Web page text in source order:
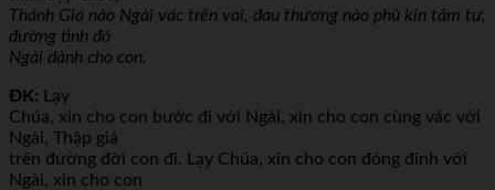
Thánh Giá nào Ngài vác trên vai, đau thương nào phủ kín tâm tư,
đường tình đó
Ngài dành cho con.
ĐK: Lạy
Chúa, xin cho con bước đi với Ngài, xin cho con cùng vác với
Ngài, Thập giá
trên đường đời con đi. Lạy Chúa, xin cho con đóng đinh với
Ngài, xin cho con